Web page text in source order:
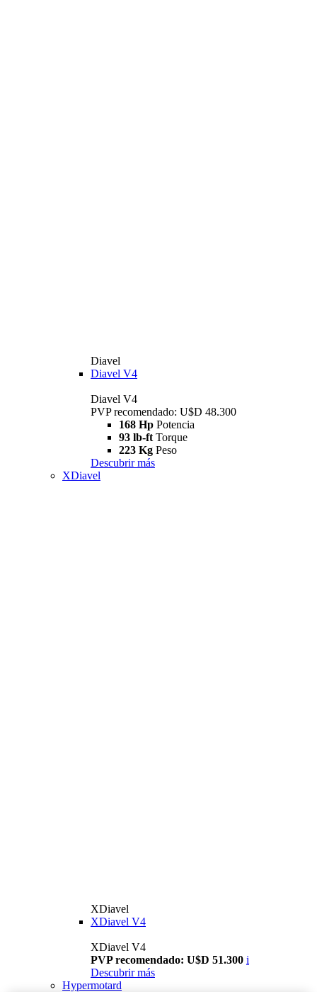
Diavel
Diavel V4
Diavel V4
PVP recomendado: U$D 48.300
168 Hp Potencia
93 lb-ft Torque
223 Kg Peso
Descubrir más
XDiavel
XDiavel
XDiavel V4
XDiavel V4
PVP recomendado: U$D 51.300 i
Descubrir más
Hypermotard